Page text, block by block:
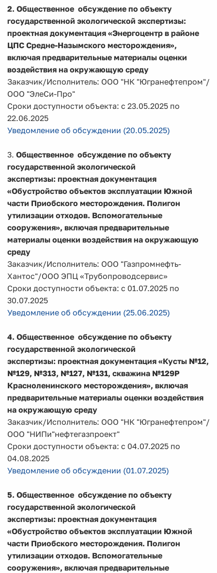
2. Общественное обсуждение по объекту
государственной экологической экспертизы:
проектная документация «Энергоцентр в районе
ЦПС Средне-Назымского месторождения»,
включая предварительные материалы оценки
воздействия на окружающую среду
Заказчик/Исполнитель: ООО "НК "Югранефтепром"/
ООО "ЭлеСи-Про"
Сроки доступности объекта: с 23.05.2025 по
22.06.2025
Уведомление об обсуждении (20.05.2025)
3. Общественное обсуждение по объекту
государственной экологической
экспертизы: проектная документация
«Обустройство объектов эксплуатации Южной
части Приобского месторождения. Полигон
утилизации отходов. Вспомогательные
сооружения», включая предварительные
материалы оценки воздействия на окружающую
среду
Заказчик/Исполнитель: ООО "Газпромнефть-
Хантос"/ООО ЭПЦ «Трубопроводсервис»
Сроки доступности объекта: с 01.07.2025 по
30.07.2025
Уведомление об обсуждении (25.06.2025)
4. Общественное обсуждение по объекту
государственной экологической
экспертизы: проектная документация «Кусты №12,
№129, №313, №127, №131, скважина №129Р
Красноленинского месторождения», включая
предварительные материалы оценки воздействия
на окружающую среду
Заказчик/Исполнитель: ООО "НК "Югранефтепром"/
ООО "НИПи"нефтегазпроект"
Сроки доступности объекта: с 04.07.2025 по
04.08.2025
Уведомление об обсуждении (01.07.2025)
5. Общественное обсуждение по объекту
государственной экологической
экспертизы: проектная документация
«Обустройство объектов эксплуатации Южной
части Приобского месторождения. Полигон
утилизации отходов. Вспомогательные
сооружения», включая предварительные